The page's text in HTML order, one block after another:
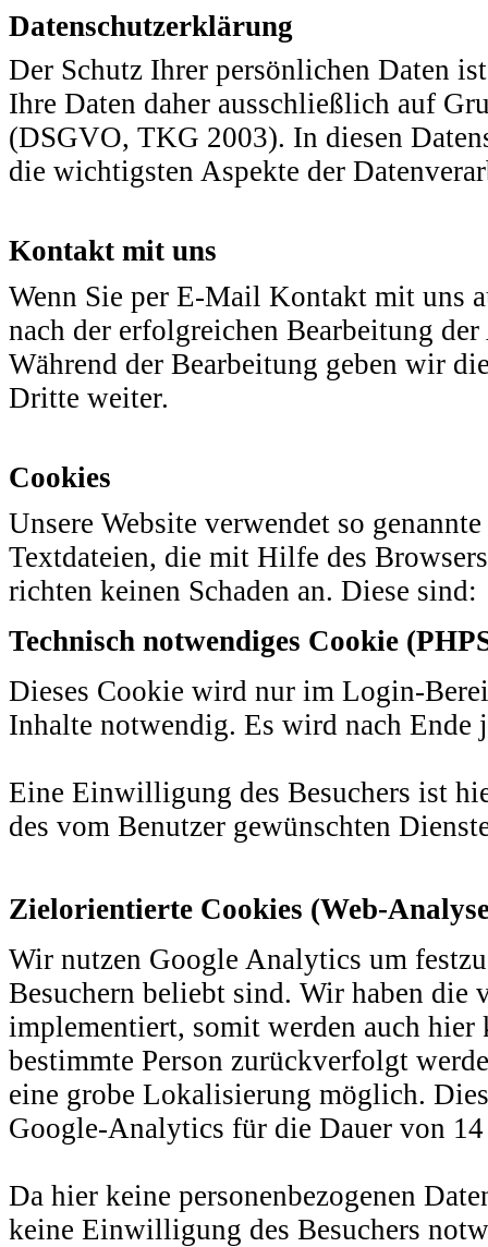
Datenschutzerklärung
Der Schutz Ihrer persönlichen Daten
Ihre Daten daher ausschließlich auf
(DSGVO, TKG 2003). In diesen
die wichtigsten Aspekte der
Kontakt mit uns
Wenn Sie per E-Mail Kontakt mit uns
nach der erfolgreichen Bearbeitung
Während der Bearbeitung geben wir
Dritte weiter.
Cookies
Unsere Website verwendet so
Textdateien, die mit Hilfe des
richten keinen Schaden an. Diese sind:
Technisch notwendiges Cookie
Dieses Cookie wird nur im Login-
Inhalte notwendig. Es wird nach Ende
Eine Einwilligung des Besuchers ist
des vom Benutzer gewünschten
Zielorientierte Cookies (Web-
Wir nutzen Google Analytics um
Besuchern beliebt sind. Wir haben
implementiert, somit werden auch
bestimmte Person zurückverfolgt
eine grobe Lokalisierung möglich.
Google-Analytics für die Dauer von
Da hier keine personenbezogenen
keine Einwilligung des Besuchers